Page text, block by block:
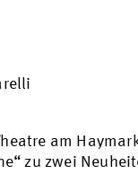
am
zu zwei